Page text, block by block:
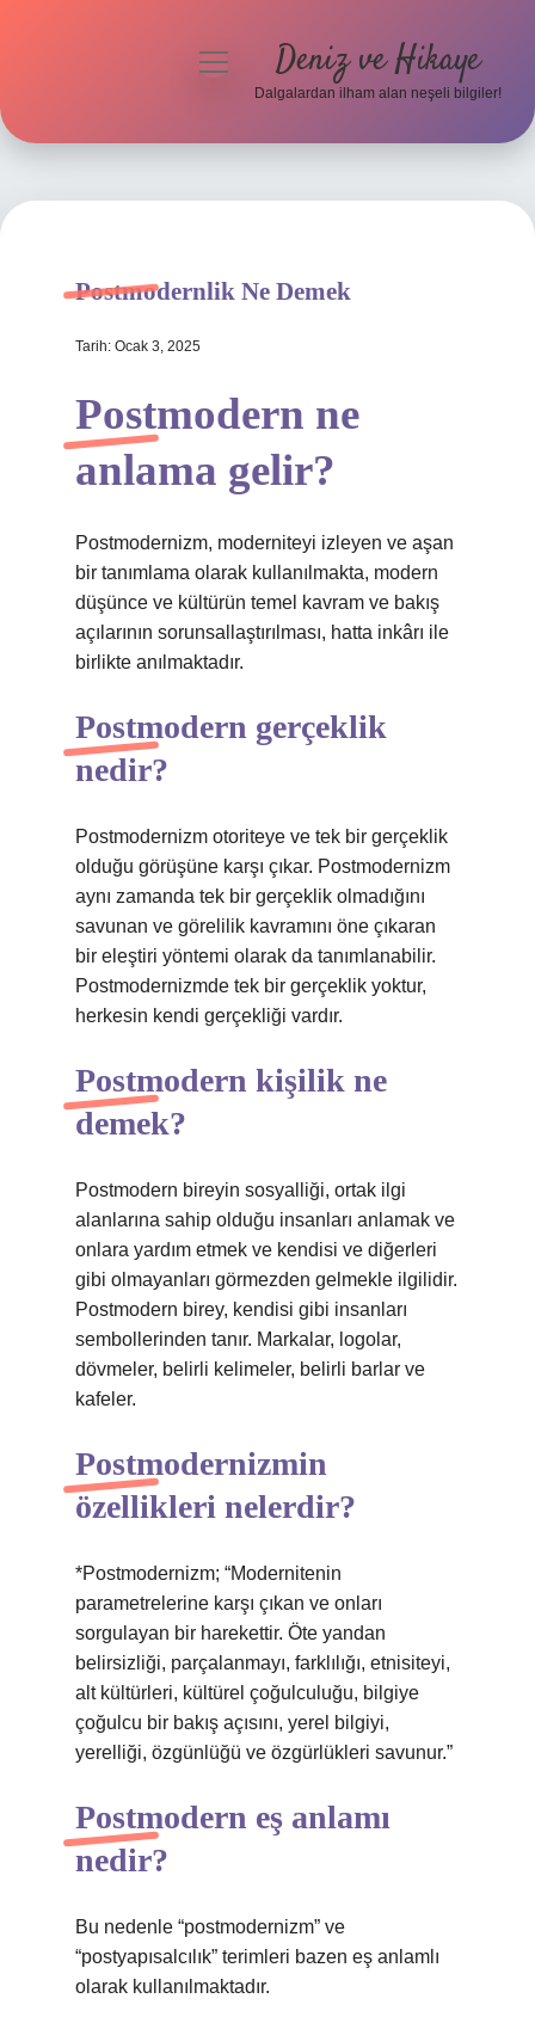
Hakkımızda
menüyü
Deniz ve Hikaye
Dalgalardan ilham alan neşeli bilgiler!
Postmodernlik Ne Demek
Tarih: Ocak 3, 2025
Postmodern ne
anlama gelir?
Postmodernizm, moderniteyi izleyen ve aşan
bir tanımlama olarak kullanılmakta, modern
düşünce ve kültürün temel kavram ve bakış
açılarının sorunsallaştırılması, hatta inkârı ile
birlikte anılmaktadır.
Postmodern gerçeklik
nedir?
Postmodernizm otoriteye ve tek bir gerçeklik
olduğu görüşüne karşı çıkar. Postmodernizm
aynı zamanda tek bir gerçeklik olmadığını
savunan ve görelilik kavramını öne çıkaran
bir eleştiri yöntemi olarak da tanımlanabilir.
Postmodernizmde tek bir gerçeklik yoktur,
herkesin kendi gerçekliği vardır.
Postmodern kişilik ne
demek?
Postmodern bireyin sosyalliği, ortak ilgi
alanlarına sahip olduğu insanları anlamak ve
onlara yardım etmek ve kendisi ve diğerleri
gibi olmayanları görmezden gelmekle ilgilidir.
Postmodern birey, kendisi gibi insanları
sembollerinden tanır. Markalar, logolar,
dövmeler, belirli kelimeler, belirli barlar ve
kafeler.
Postmodernizmin
özellikleri nelerdir?
*Postmodernizm; “Modernitenin
parametrelerine karşı çıkan ve onları
sorgulayan bir harekettir. Öte yandan
belirsizliği, parçalanmayı, farklılığı, etnisiteyi,
alt kültürleri, kültürel çoğulculuğu, bilgiye
çoğulcu bir bakış açısını, yerel bilgiyi,
yerelliği, özgünlüğü ve özgürlükleri savunur.”
Postmodern eş anlamı
nedir?
Bu nedenle “postmodernizm” ve
“postyapısalcılık” terimleri bazen eş anlamlı
olarak kullanılmaktadır.